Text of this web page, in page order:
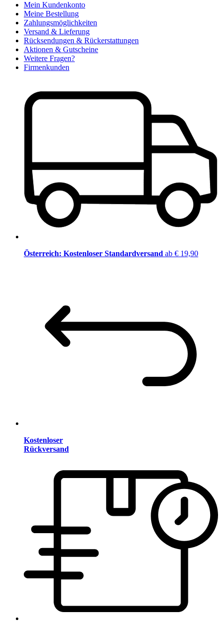
Mein Kundenkonto
Meine Bestellung
Zahlungsmöglichkeiten
Versand & Lieferung
Rücksendungen & Rückerstattungen
Aktionen & Gutscheine
Weitere Fragen?
Firmenkunden
Österreich: Kostenloser Standardversand ab € 19,90
Kostenloser
Rückversand